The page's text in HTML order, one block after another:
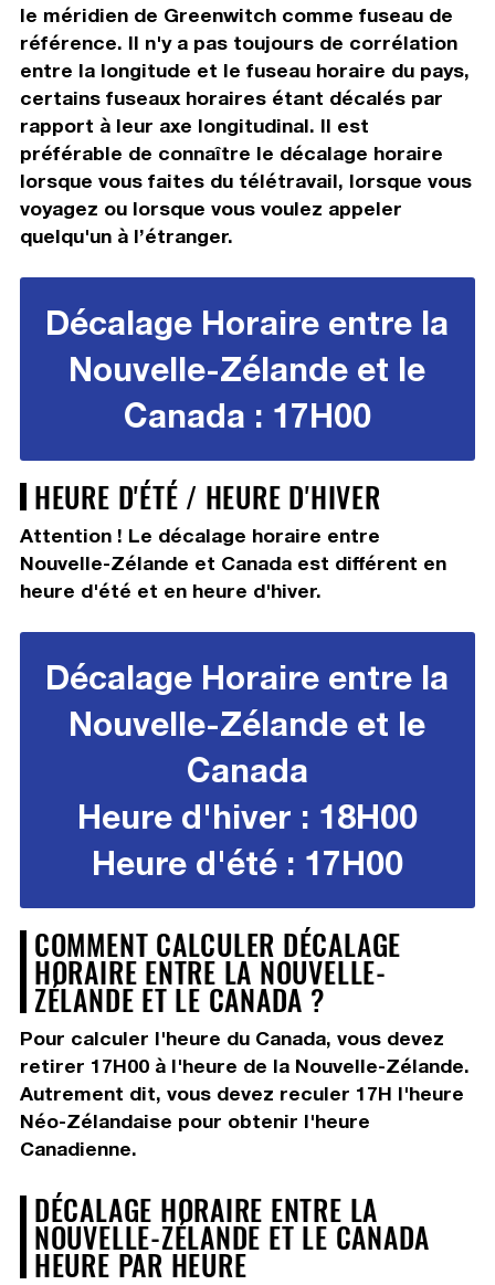
le méridien de Greenwitch comme fuseau de
référence. Il n'y a pas toujours de corrélation
entre la longitude et le fuseau horaire du pays,
certains fuseaux horaires étant décalés par
rapport à leur axe longitudinal. Il est
préférable de connaître le décalage horaire
lorsque vous faites du télétravail, lorsque vous
voyagez ou lorsque vous voulez appeler
quelqu'un à l’étranger.
Décalage Horaire entre la
Nouvelle-Zélande et le
Canada : 17H00
HEURE D'ÉTÉ / HEURE D'HIVER
Attention ! Le décalage horaire entre
Nouvelle-Zélande et Canada est différent en
heure d'été et en heure d'hiver.
Décalage Horaire entre la
Nouvelle-Zélande et le
Canada
Heure d'hiver : 18H00
Heure d'été : 17H00
COMMENT CALCULER DÉCALAGE
HORAIRE ENTRE LA NOUVELLE-
ZÉLANDE ET LE CANADA ?
Pour calculer l'heure du Canada, vous devez
retirer 17H00à l'heure de la Nouvelle-Zélande.
Autrement dit, vous devez reculer 17H l'heure
Néo-Zélandaise pour obtenir l'heure
Canadienne.
DÉCALAGE HORAIRE ENTRE LA
NOUVELLE-ZÉLANDE ET LE CANADA
HEURE PAR HEURE